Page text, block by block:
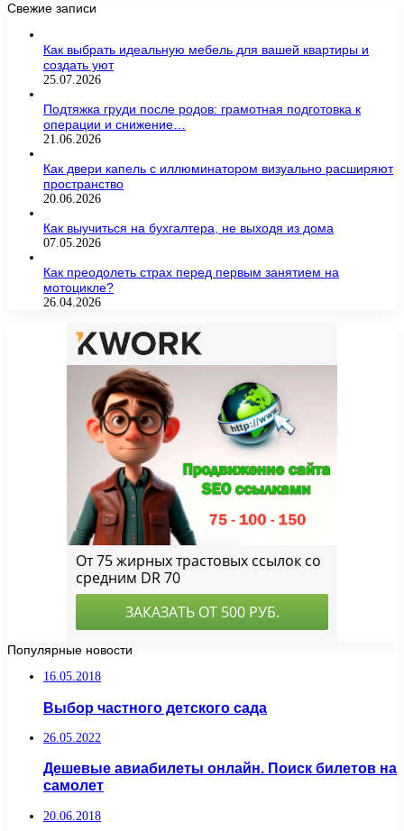
Свежие записи
Как выбрать идеальную мебель для вашей квартиры и
создать уют
25.07.2026
Подтяжка груди после родов: грамотная подготовка к
операции и снижение…
21.06.2026
Как двери капель с иллюминатором визуально расширяют
пространство
20.06.2026
Как выучиться на бухгалтера, не выходя из дома
07.05.2026
Как преодолеть страх перед первым занятием на
мотоцикле?
26.04.2026
Популярные новости
16.05.2018
Выбор частного детского сада
26.05.2022
Дешевые авиабилеты онлайн. Поиск билетов на
самолет
20.06.2018